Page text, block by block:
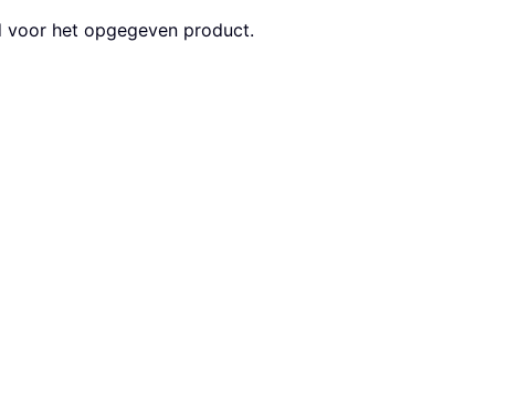
voor het opgegeven product.